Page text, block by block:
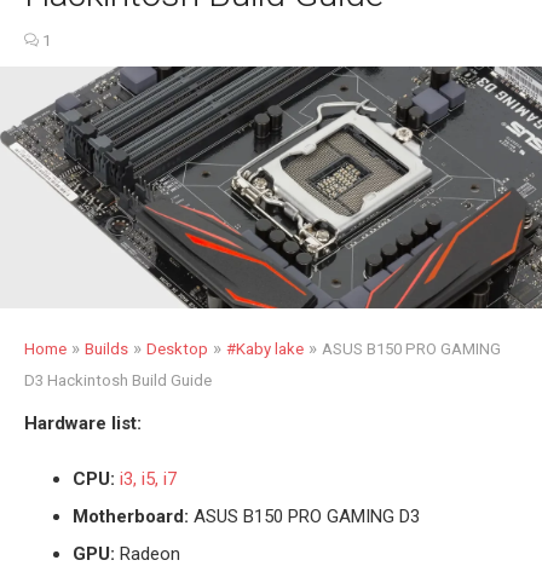
1
Home » Builds » Desktop » #Kaby lake » ASUS B150 PRO GAMING
D3 Hackintosh Build Guide
Hardware list:
CPU: i3, i5, i7
Motherboard: ASUS B150 PRO GAMING D3
GPU: Radeon